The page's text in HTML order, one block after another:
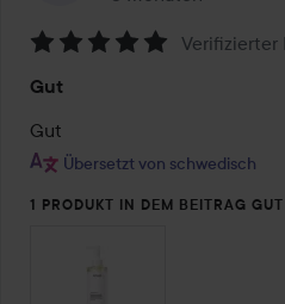
5
von
5
Verifizierter
Gut
Gut
Übersetzt von schwedisch
1 PRODUKT IN DEM BEITRAG GUT